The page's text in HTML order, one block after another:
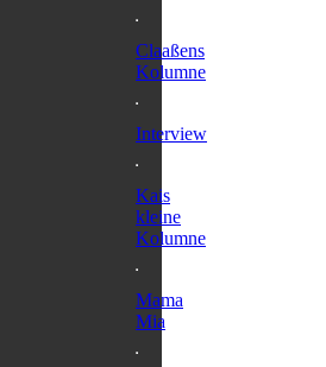
Claaßens
Kolumne
Interview
Kais
kleine
Kolumne
Mama
Mia